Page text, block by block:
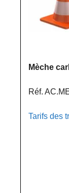
Mèche
Réf.
Tarifs des